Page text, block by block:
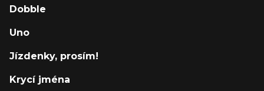
Dobble
Uno
Jízdenky, prosím!
Krycí jména